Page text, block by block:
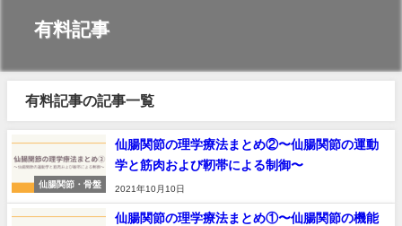
有料記事
有料記事の記事一覧
仙腸関節・骨盤
仙腸関節の理学療法まとめ②〜仙腸関節の運動
学と筋肉および靭帯による制御〜
2021年10月10日
仙腸関節の理学療法まとめ①〜仙腸関節の機能